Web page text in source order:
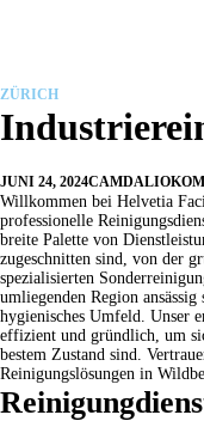
Faq
ZÜRICH
JUNI 24, 2024CAMDALIO
Willkommen bei Helvetia
professionelle
breite Palette von
zugeschnitten sind, von der
spezialisierten
umliegenden Region
hygienisches Umfeld. Unser
effizient und gründlich, um
bestem Zustand sind.
Reinigungslösungen in